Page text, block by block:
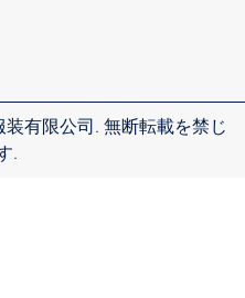
有限公司. 無断転載を禁じ
.